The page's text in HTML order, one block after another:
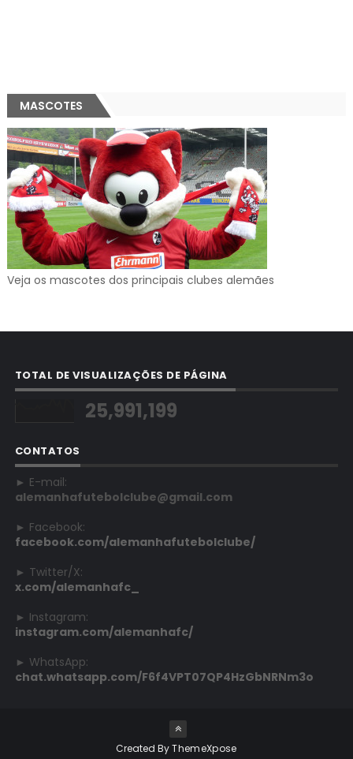
MASCOTES
Veja os mascotes dos principais clubes alemães
TOTAL DE VISUALIZAÇÕES DE PÁGINA
25,991,199
CONTATOS
► E-mail:
alemanhafutebolclube@gmail.com
► Facebook:
facebook.com/alemanhafutebolclube/
► Twitter/X:
x.com/alemanhafc_
► Instagram:
instagram.com/alemanhafc/
► WhatsApp:
chat.whatsapp.com/F6f4VPT07QP4HzGbNRNm3o
Created ByThemeXpose